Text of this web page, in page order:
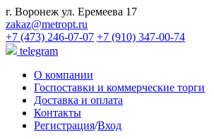
г. Воронеж ул. Еремеева 17
zakaz@metropt.ru
+7 (473) 246-07-07 +7 (910) 347-00-74
telegram
О компании
Госпоставки и коммерческие торги
Доставка и оплата
Контакты
Регистрация/Вход